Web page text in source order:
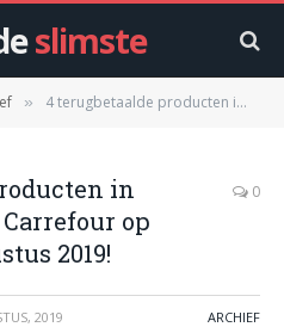
slimste
» 4 terugbetaalde producten in Bonus-punten bij Carrefour op donderdag 8 augustus 2019!
in
op
2019!
0
2019 ARCHIEF